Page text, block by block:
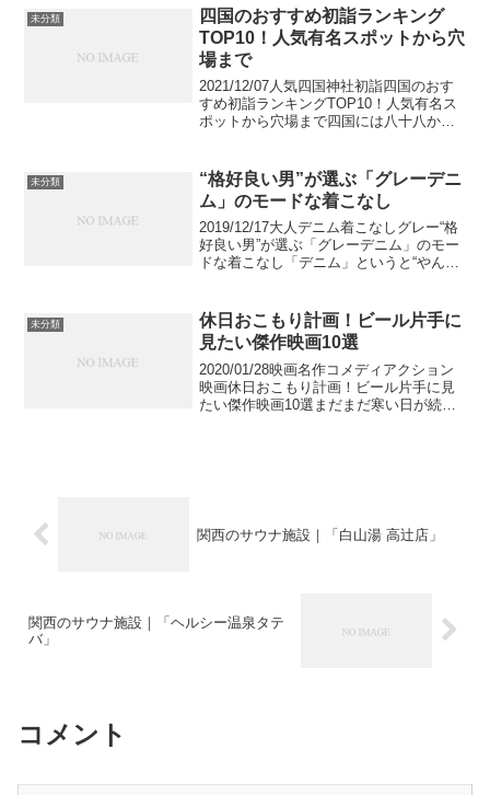
できる特別なトリュフを使用した『春の
トリュフ...
未分類
四国のおすすめ初詣ランキング
TOP10！人気有名スポットから穴
場まで
2021/12/07人気四国神社初詣四国のおす
すめ初詣ランキングTOP10！人気有名ス
ポットから穴場まで四国には八十八か所
におすすめの縁結びにご利益のある神社
や魔除け、...
未分類
“格好良い男”が選ぶ「グレーデニ
ム」のモードな着こなし
2019/12/17大人デニム着こなしグレー“格
好良い男”が選ぶ「グレーデニム」のモー
ドな着こなし「デニム」というと“やんち
似合わないといったことは、ありません
か？...
未分類
休日おこもり計画！ビール片手に
見たい傑作映画10選
2020/01/28映画名作コメディアクション
映画休日おこもり計画！ビール片手に見
たい傑作映画10選まだまだ寒い日が続き
関西のサウナ施設｜「白山湯 高辻店」
関西のサウナ施設｜「ヘルシー温泉タテ
バ」
コメント